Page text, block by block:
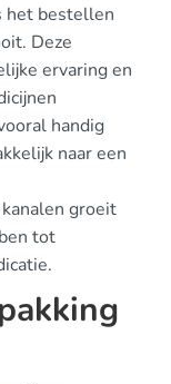
het bestellen
Deze
ervaring en
handig
naar een
groeit
tot